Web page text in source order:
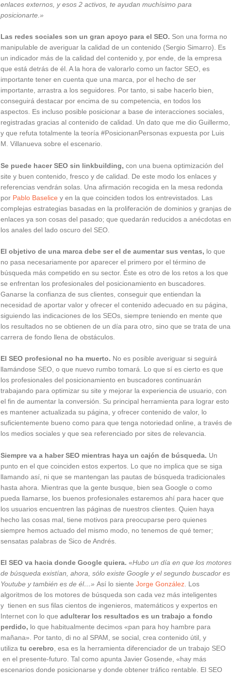
enlaces externos, y esos 2 activos, te ayudan muchísimo para
posicionarte.»
Las redes sociales son un gran apoyo para el SEO. Son una forma no
manipulable de averiguar la calidad de un contenido (Sergio Simarro). Es
un indicador más de la calidad del contenido y, por ende, de la empresa
que está detrás de él. A la hora de valorarlo como un factor SEO, es
importante tener en cuenta que una marca, por el hecho de ser
importante, arrastra a los seguidores. Por tanto, si sabe hacerlo bien,
conseguirá destacar por encima de su competencia, en todos los
aspectos. Es incluso posible posicionar a base de interacciones sociales,
registradas gracias al contenido de calidad. Un dato que me dio Guillermo,
y que refuta totalmente la teoría #PosicionanPersonas expuesta por Luis
M. Villanueva sobre el escenario.
Se puede hacer SEO sin linkbuilding, con una buena optimización del
site y buen contenido, fresco y de calidad. De este modo los enlaces y
referencias vendrán solas. Una afirmación recogida en la mesa redonda
por Pablo Baselicey en la que coinciden todos los entrevistados. Las
complejas estrategias basadas en la proliferación de dominios y granjas de
enlaces ya son cosas del pasado; que quedarán reducidos a anécdotas en
los anales del lado oscuro del SEO.
El objetivo de una marca debe ser el de aumentar sus ventas, lo que
no pasa necesariamente por aparecer el primero por el término de
búsqueda más competido en su sector. Éste es otro de los retos a los que
se enfrentan los profesionales del posicionamiento en buscadores.
Ganarse la confianza de sus clientes, conseguir que entiendan la
necesidad de aportar valor y ofrecer el contenido adecuado en su página,
siguiendo las indicaciones de los SEOs, siempre teniendo en mente que
los resultados no se obtienen de un día para otro, sino que se trata de una
carrera de fondo llena de obstáculos.
El SEO profesional no ha muerto. No es posible averiguar si seguirá
llamándose SEO, o que nuevo rumbo tomará. Lo que sí es cierto es que
los profesionales del posicionamiento en buscadores continuarán
trabajando para optimizar su site y mejorar la experiencia de usuario, con
el fin de aumentar la conversión. Su principal herramienta para lograr esto
es mantener actualizada su página, y ofrecer contenido de valor, lo
suficientemente bueno como para que tenga notoriedad online, a través de
los medios sociales y que sea referenciado por sites de relevancia.
Siempre va a haber SEO mientras haya un cajón de búsqueda. Un
punto en el que coinciden estos expertos. Lo que no implica que se siga
llamando así, ni que se mantengan las pautas de búsqueda tradicionales
hasta ahora. Mientras que la gente busque, bien sea Google o como
pueda llamarse, los buenos profesionales estaremos ahí para hacer que
los usuarios encuentren las páginas de nuestros clientes. Quien haya
hecho las cosas mal, tiene motivos para preocuparse pero quienes
siempre hemos actuado del mismo modo, no tenemos de qué temer;
sensatas palabras de Sico de Andrés.
El SEO va hacia donde Google quiera. «Hubo un día en que los motores
de búsqueda existían, ahora, sólo existe Google y el segundo buscador es
Youtube y también es de él…»Así lo sienteJorge González. Los
algoritmos de los motores de búsqueda son cada vez más inteligentes
y tienen en sus filas cientos de ingenieros, matemáticos y expertos en
Internet con lo queadulterar los resultados es un trabajo a fondo
perdido, lo que habitualmente decimos «pan para hoy hambre para
mañana». Por tanto, di no al SPAM, se social, crea contenido útil, y
utilizatu cerebro, esa es la herramienta diferenciador de un trabajo SEO
en el presente-futuro. Tal como apunta Javier Gosende, «hay más
escenarios donde posicionarse y donde obtener tráfico rentable. El SEO